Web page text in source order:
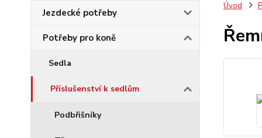
Jezdecké potřeby
Potřeby pro koně
Sedla
Příslušenství k sedlům
Podbřišníky
Úvod